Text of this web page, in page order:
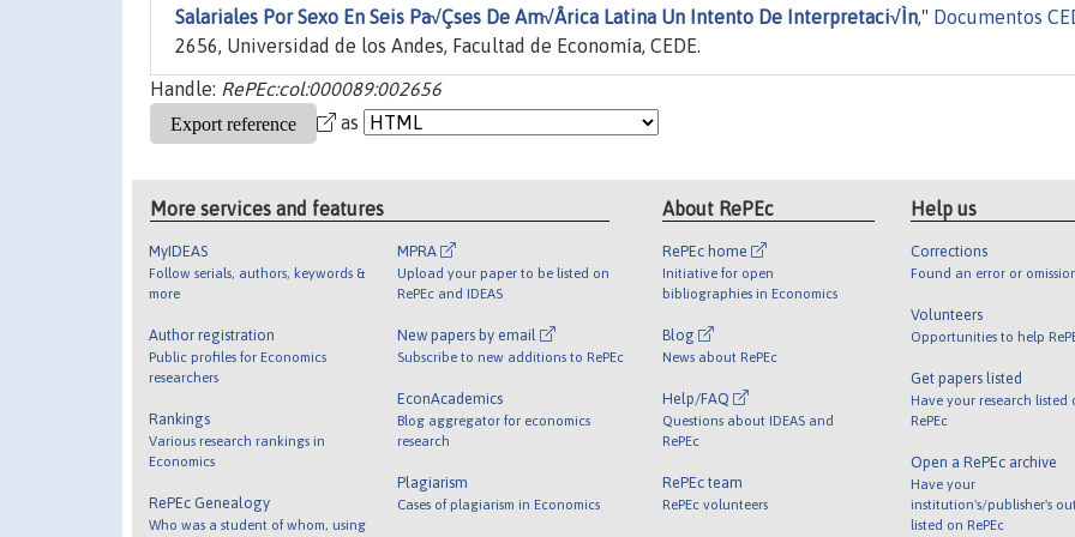
Salariales Por Sexo En Seis Pa√Çses De Am√Ârica Latina Un Intento De Interpretaci√Ìn," Documentos
2656, Universidad de los Andes, Facultad de Economía, CEDE.
Handle: RePEc:col:000089:002656
as
More services and features
MyIDEAS
Follow serials, authors, keywords &
more
Author registration
Public profiles for Economics
researchers
Rankings
Various research rankings in
Economics
RePEc Genealogy
Who was a student of whom, using
MPRA
Upload your paper to be listed on
RePEc and IDEAS
New papers by email
Subscribe to new additions to RePEc
EconAcademics
Blog aggregator for economics
research
Plagiarism
Cases of plagiarism in Economics
About RePEc
RePEc home
Initiative for open
bibliographies in Economics
Blog
News about RePEc
Help/FAQ
Questions about IDEAS and
RePEc
RePEc team
RePEc volunteers
Help us
Corrections
Found an error or
Volunteers
Opportunities to help
Get papers listed
Have your research listed
RePEc
Open a RePEc archive
Have your
institution's/publisher's
listed on RePEc